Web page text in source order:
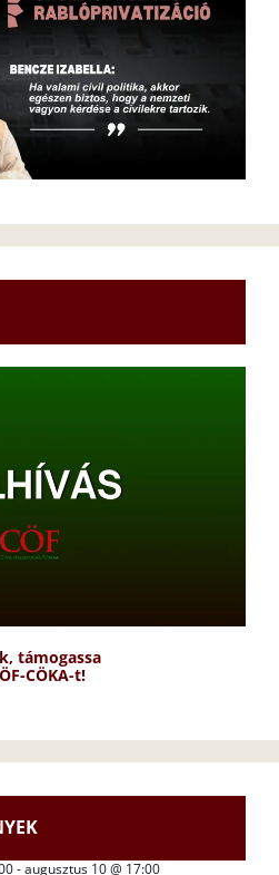
támogassa
CÖKA-t!
-augusztus 10 @ 17:00